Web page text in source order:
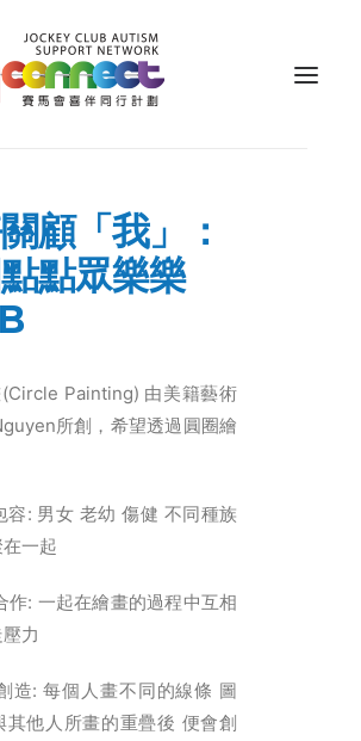
KNOWLEDGE
顧「我」：
點眾樂樂
Painting) 由美籍藝術
所創，希望透過圓圈繪
容: 男女 老幼 傷健 不同種族
一起
作: 一起在繪畫的過程中互相
力
造: 每個人畫不同的線條 圖
其他人所畫的重疊後 便會創